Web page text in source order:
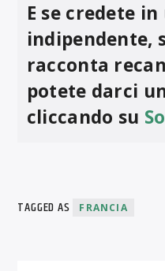
E se credete
indipendente,
racconta
potete darci
cliccando su
TAGGED AS FRANCIA